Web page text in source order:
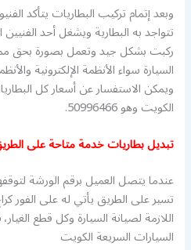
وبعد إتمام تركيب البطاريات يتأكد
تتواجد به البطارية ويشغل أحد الفنيين
ركبت بشكل جيد وتعمل بصورة بحق
السيارة سواء الأنظمة الإلكترونية
ويمكن الاستفسار عن أسعار كل
الكويت وهو 50996466.
تبديل بطاريات خدمة متاحة على
عندما يتصل العميل برقم الورشة
تسير على الطريق يأتي له على الفور
السيارات السريعة الكويت